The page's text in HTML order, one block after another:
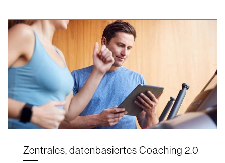
Zentrales, datenbasiertes Coaching 2.0